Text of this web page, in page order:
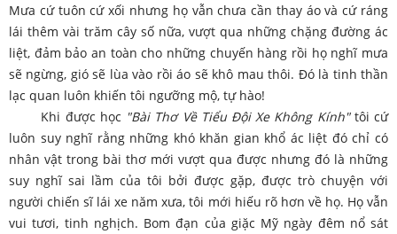
Mưa cứ tuôn cứ xối nhưng họ vẫn chưa cần thay áo và cứ ráng
lái thêm vài trăm cây số nữa, vượt qua những chặng đường ác
liệt, đảm bảo an toàn cho những chuyến hàng rồi họ nghĩ mưa
sẽ ngừng, gió sẽ lùa vào rồi áo sẽ khô mau thôi. Đó là tinh thần
lạc quan luôn khiến tôi ngưỡng mộ, tự hào!
Khi được học "Bài Thơ Về Tiểu Đội Xe Không Kính"tôi cứ
luôn suy nghĩ rằng những khó khăn gian khổ ác liệt đó chỉ có
nhân vật trong bài thơ mới vượt qua được nhưng đó là những
suy nghĩ sai lầm của tôi bởi được gặp, được trò chuyện với
người chiến sĩ lái xe năm xưa, tôi mới hiếu rõ hơn về họ. Họ vẫn
vui tươi, tinh nghịch. Bom đạn của giặc Mỹ ngày đêm nổ sát